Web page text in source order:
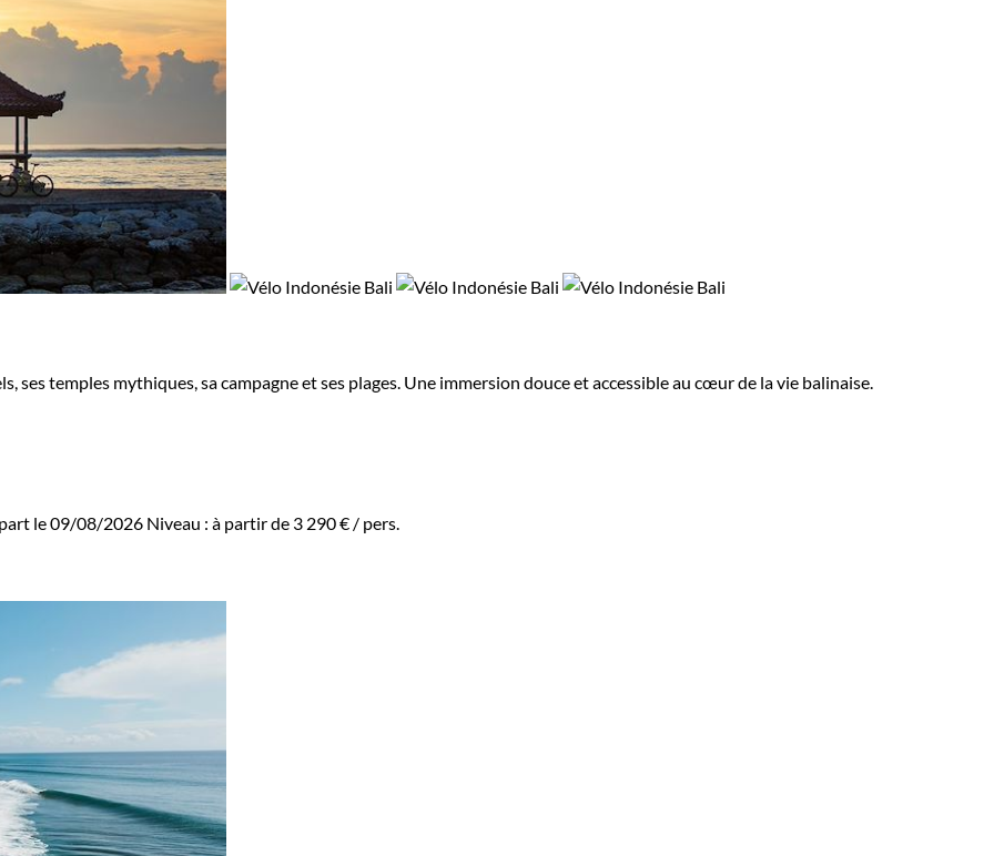
ses temples mythiques, sa campagne et ses plages. Une immersion douce et accessible au cœur de la vie balinaise.
le 09/08/2026 Niveau : à partir de 3 290 € / pers.